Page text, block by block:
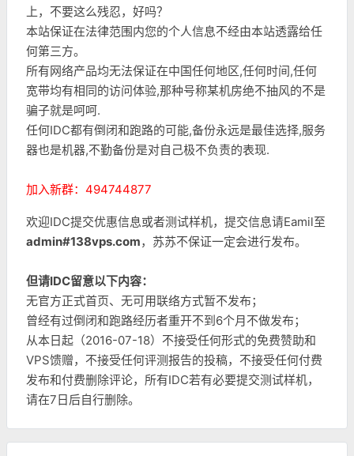
上，不要这么残忍，好吗？
本站保证在法律范围内您的个人信息不经由本站透露给任
何第三方。
所有网络产品均无法保证在中国任何地区,任何时间,任何
宽带均有相同的访问体验,那种号称某机房绝不抽风的不是
骗子就是呵呵.
任何IDC都有倒闭和跑路的可能,备份永远是最佳选择,服务
器也是机器,不勤备份是对自己极不负责的表现.
加入新群：494744877
欢迎IDC提交优惠信息或者测试样机，提交信息请Eamil至
admin#138vps.com，苏苏不保证一定会进行发布。
但请IDC留意以下内容：
无官方正式首页、无可用联络方式暂不发布；
曾经有过倒闭和跑路经历者重开不到6个月不做发布；
从本日起（2016-07-18）不接受任何形式的免费赞助和
VPS馈赠，不接受任何评测报告的投稿，不接受任何付费
发布和付费删除评论，所有IDC若有必要提交测试样机，
请在7日后自行删除。